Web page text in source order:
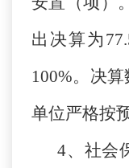
出决算为
100%。决
单位严格按
4、社会